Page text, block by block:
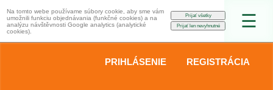
Na tomto webe používame súbory cookie, aby sme vám
umožnili funkciu objednávania (funkčné cookies) a na
analýzu návštěvnosti Google analytics (analytické
cookies).
☰
PRIHLÁSENIE REGISTRÁCIA